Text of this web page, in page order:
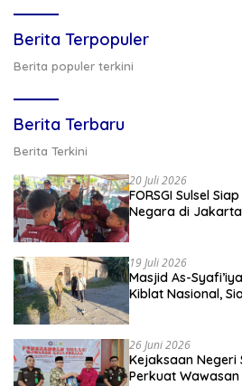
Berita Terpopuler
Berita populer terkini
Berita Terbaru
Berita Terkini
20 Juli 2026
FORSGI Sulsel
Negara di
19 Juli 2026
Masjid As-
Kiblat Nasional,
26 Juni 2026
Kejaksaan Negeri
Perkuat